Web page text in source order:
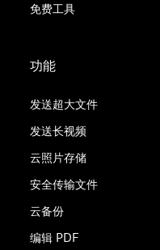
免费工具
功能
发送超大文件
发送长视频
云照片存储
安全传输文件
云备份
编辑 PDF